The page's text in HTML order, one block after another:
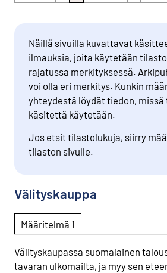
Näillä sivuilla kuvattavat
ilmauksia, joita käytetään
rajatussa merkityksessä.
voi olla eri merkitys. Kunkin
yhteydestä löydät tiedon,
käsitettä käytetään.
Jos etsit tilastolukuja, siirry
tilaston sivulle.
Välityskauppa
Määritelmä 1
Välityskaupassa suomalainen
tavaran ulkomailta, ja myy sen